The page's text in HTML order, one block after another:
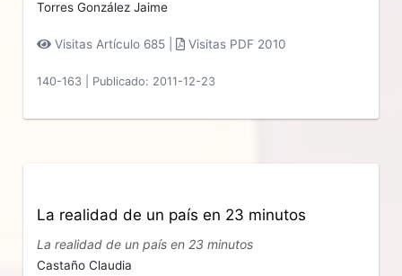
Torres González Jaime
Visitas Artículo 685 | Visitas PDF 2010
140-163 Publicado: 2011-12-23
La realidad de un país en 23 minutos
La realidad de un país en 23 minutos
Castaño Claudia